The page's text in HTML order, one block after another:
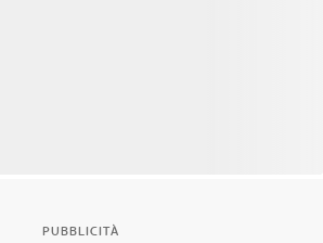
PUBBLICITÀ